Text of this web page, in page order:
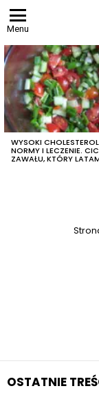
Menu
OSTATNIE
TREŚCI
WYSOKI
NORMY I LECZENIE.
ZAWAŁU, KTÓRY
OSTATNIE